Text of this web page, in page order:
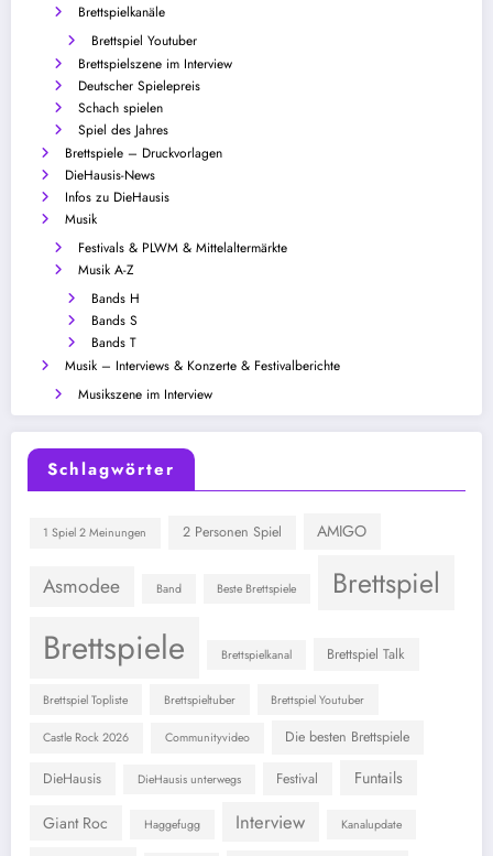
Brettspielkanäle
Brettspiel Youtuber
Brettspielszene im Interview
Deutscher Spielepreis
Schach spielen
Spiel des Jahres
Brettspiele – Druckvorlagen
DieHausis-News
Infos zu DieHausis
Musik
Festivals & PLWM & Mittelaltermärkte
Musik A-Z
Bands H
Bands S
Bands T
Musik – Interviews & Konzerte & Festivalberichte
Musikszene im Interview
Schlagwörter
1 Spiel 2 Meinungen 2 Personen Spiel AMIGO
Asmodee Band Beste Brettspiele Brettspiel
Brettspiele Brettspielkanal Brettspiel Talk
Brettspiel Topliste Brettspieltuber Brettspiel Youtuber
Castle Rock 2026 Communityvideo Die besten Brettspiele
DieHausis DieHausis unterwegs Festival Funtails
Giant Roc Haggefugg Interview Kanalupdate